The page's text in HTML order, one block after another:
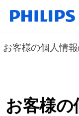
お客様の個人情
お客様の